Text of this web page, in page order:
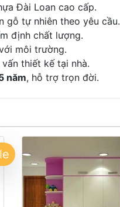
Đài Loan cao cấp.
gỗ tự nhiên theo yêu cầu.
định chất lượng.
môi trường.
thiết kế tại nhà.
năm, hỗ trợ trọn đời.